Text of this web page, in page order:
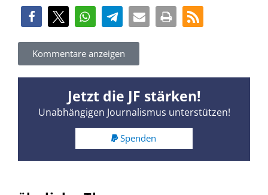
Kommentare anzeigen
Jetzt die JF stärken!
Unabhängigen Journalismus unterstützen!
Spenden